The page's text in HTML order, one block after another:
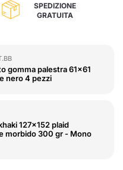
SPEDIZIONE
GRATUITA
gomma palestra 61x61
nero 4 pezzi
127x152 plaid
morbido 300 gr - Mono